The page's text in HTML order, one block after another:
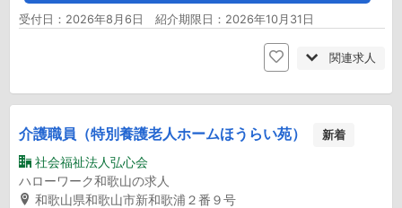
受付日：2026年8月6日 紹介期限日：2026年10月31日
関連求人
介護職員（特別養護老人ホームほうらい苑） 新着
社会福祉法人弘心会
ハローワーク和歌山の求人
和歌山県和歌山市新和歌浦２番９号